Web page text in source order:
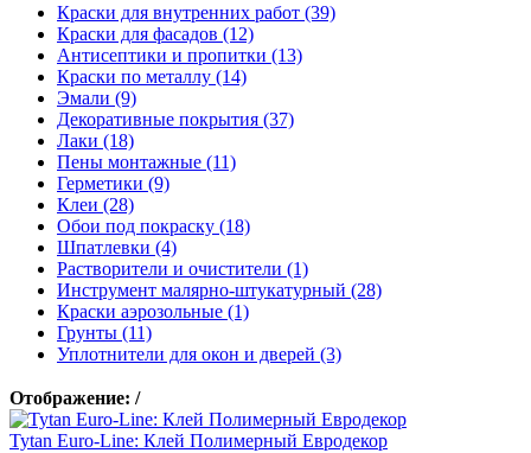
Краски для внутренних работ (39)
Краски для фасадов (12)
Антисептики и пропитки (13)
Краски по металлу (14)
Эмали (9)
Декоративные покрытия (37)
Лаки (18)
Пены монтажные (11)
Герметики (9)
Клеи (28)
Обои под покраску (18)
Шпатлевки (4)
Растворители и очистители (1)
Инструмент малярно-штукатурный (28)
Краски аэрозольные (1)
Грунты (11)
Уплотнители для окон и дверей (3)
Отображение: /
Tytan Euro-Line: Клей Полимерный Евродекор